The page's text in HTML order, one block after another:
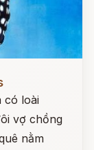
có loài
vợ chồng
nằm